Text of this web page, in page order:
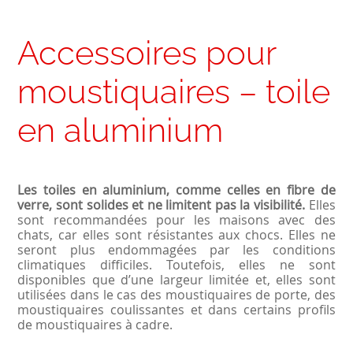
Accessoires pour
moustiquaires – toile
en aluminium
Les toiles en aluminium, comme celles en fibre de
verre, sont solides et ne limitent pas la visibilité. Elles
sont recommandées pour les maisons avec des
chats, car elles sont résistantes aux chocs. Elles ne
seront plus endommagées par les conditions
climatiques difficiles. Toutefois, elles ne sont
disponibles que d’une largeur limitée et, elles sont
utilisées dans le cas des moustiquaires de porte, des
moustiquaires coulissantes et dans certains profils
de moustiquaires à cadre.